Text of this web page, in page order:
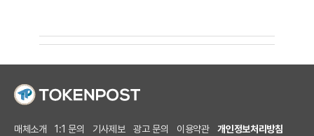
매체소개 1:1 문의 기사제보 광고 문의 이용약관
개인정보처리방침